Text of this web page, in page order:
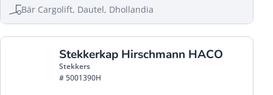
Bär Cargolift, Dautel, Dhollandia
Stekkerkap Hirschmann HACO
Stekkers
# 5001390H